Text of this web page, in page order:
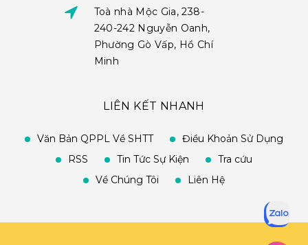
Toà nhà Mộc Gia, 238-
240-242 Nguyễn Oanh,
Phường Gò Vấp, Hồ Chí
Minh
LIÊN KẾT NHANH
Văn Bản QPPL Về SHTT
Điều Khoản Sử Dụng
RSS
Tin Tức Sự Kiện
Tra cứu
Về Chúng Tôi
Liên Hệ